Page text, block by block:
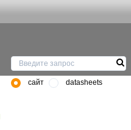
сайт datasheets